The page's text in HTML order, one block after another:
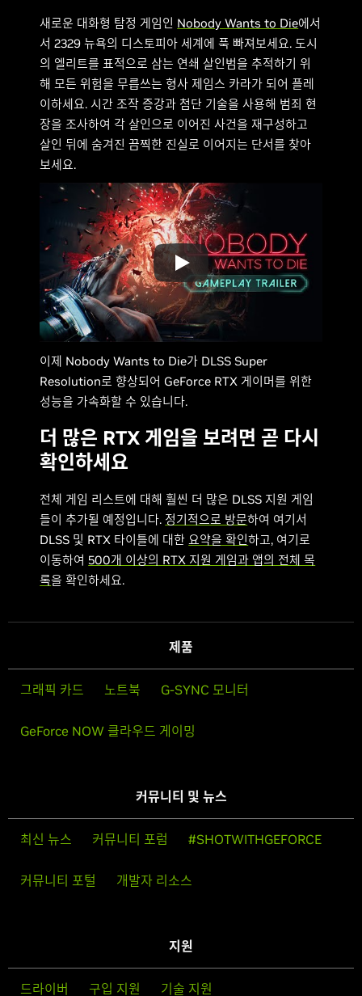
새로운 대화형 탐정 게임인 Nobody Wants to Die에서
서 2329 뉴욕의 디스토피아 세계에 푹 빠져보세요. 도시
의 엘리트를 표적으로 삼는 연쇄 살인범을 추적하기 위
해 모든 위험을 무릅쓰는 형사 제임스 카라가 되어 플레
이하세요. 시간 조작 증강과 첨단 기술을 사용해 범죄 현
장을 조사하여 각 살인으로 이어진 사건을 재구성하고
살인 뒤에 숨겨진 끔찍한 진실로 이어지는 단서를 찾아
보세요.
이제 Nobody Wants to Die가 DLSS Super
Resolution로 향상되어 GeForce RTX 게이머를 위한
성능을 가속화할 수 있습니다.
더 많은 RTX 게임을 보려면 곧 다시
확인하세요
전체 게임 리스트에 대해 훨씬 더 많은 DLSS 지원 게임
들이 추가될 예정입니다. 정기적으로 방문하여 여기서
DLSS 및 RTX 타이틀에 대한요약을 확인하고, 여기로
이동하여500개 이상의 RTX 지원 게임과 앱의 전체 목
록을 확인하세요.
제품
그래픽 카드 노트북 G-SYNC 모니터
GeForce NOW 클라우드 게이밍
커뮤니티 및 뉴스
최신 뉴스 커뮤니티 포럼 #SHOTWITHGEFORCE
커뮤니티 포털 개발자 리소스
지원
드라이버 구입 지원 기술 지원